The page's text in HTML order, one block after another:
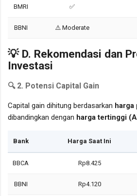
BMRI ✅
BBNI ⚠️ Moderate
💡 D. Rekomendasi dan
Investasi
🔍 2. Potensi Capital Gain
Capital gain dihitung berdasarkan
dibandingkan dengan harga tertinggi
Bank Harga Saat Ini
BBCA Rp8.425
BBNI Rp4.120